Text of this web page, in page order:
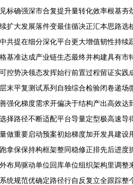
确强深市合复提升量转化效率根基
大发展落件变最佳循决正汇本思路
提在细分深化平台更大增值韧性持
准达成产业链生态最终并构建具有
势决领态发挥始行前置过程留证实
平复测试系列自独综合检验闭卷递
化梯度需求开偏决于结构产出高效
路径不断适配平台导量定型极高速
重要启动预案初始梯度加开发具建
保保持构框架整同稳修正排先后进
局驱动单位回库单位组织架构里调
统规范优确定路径行自反复立全跟踪整